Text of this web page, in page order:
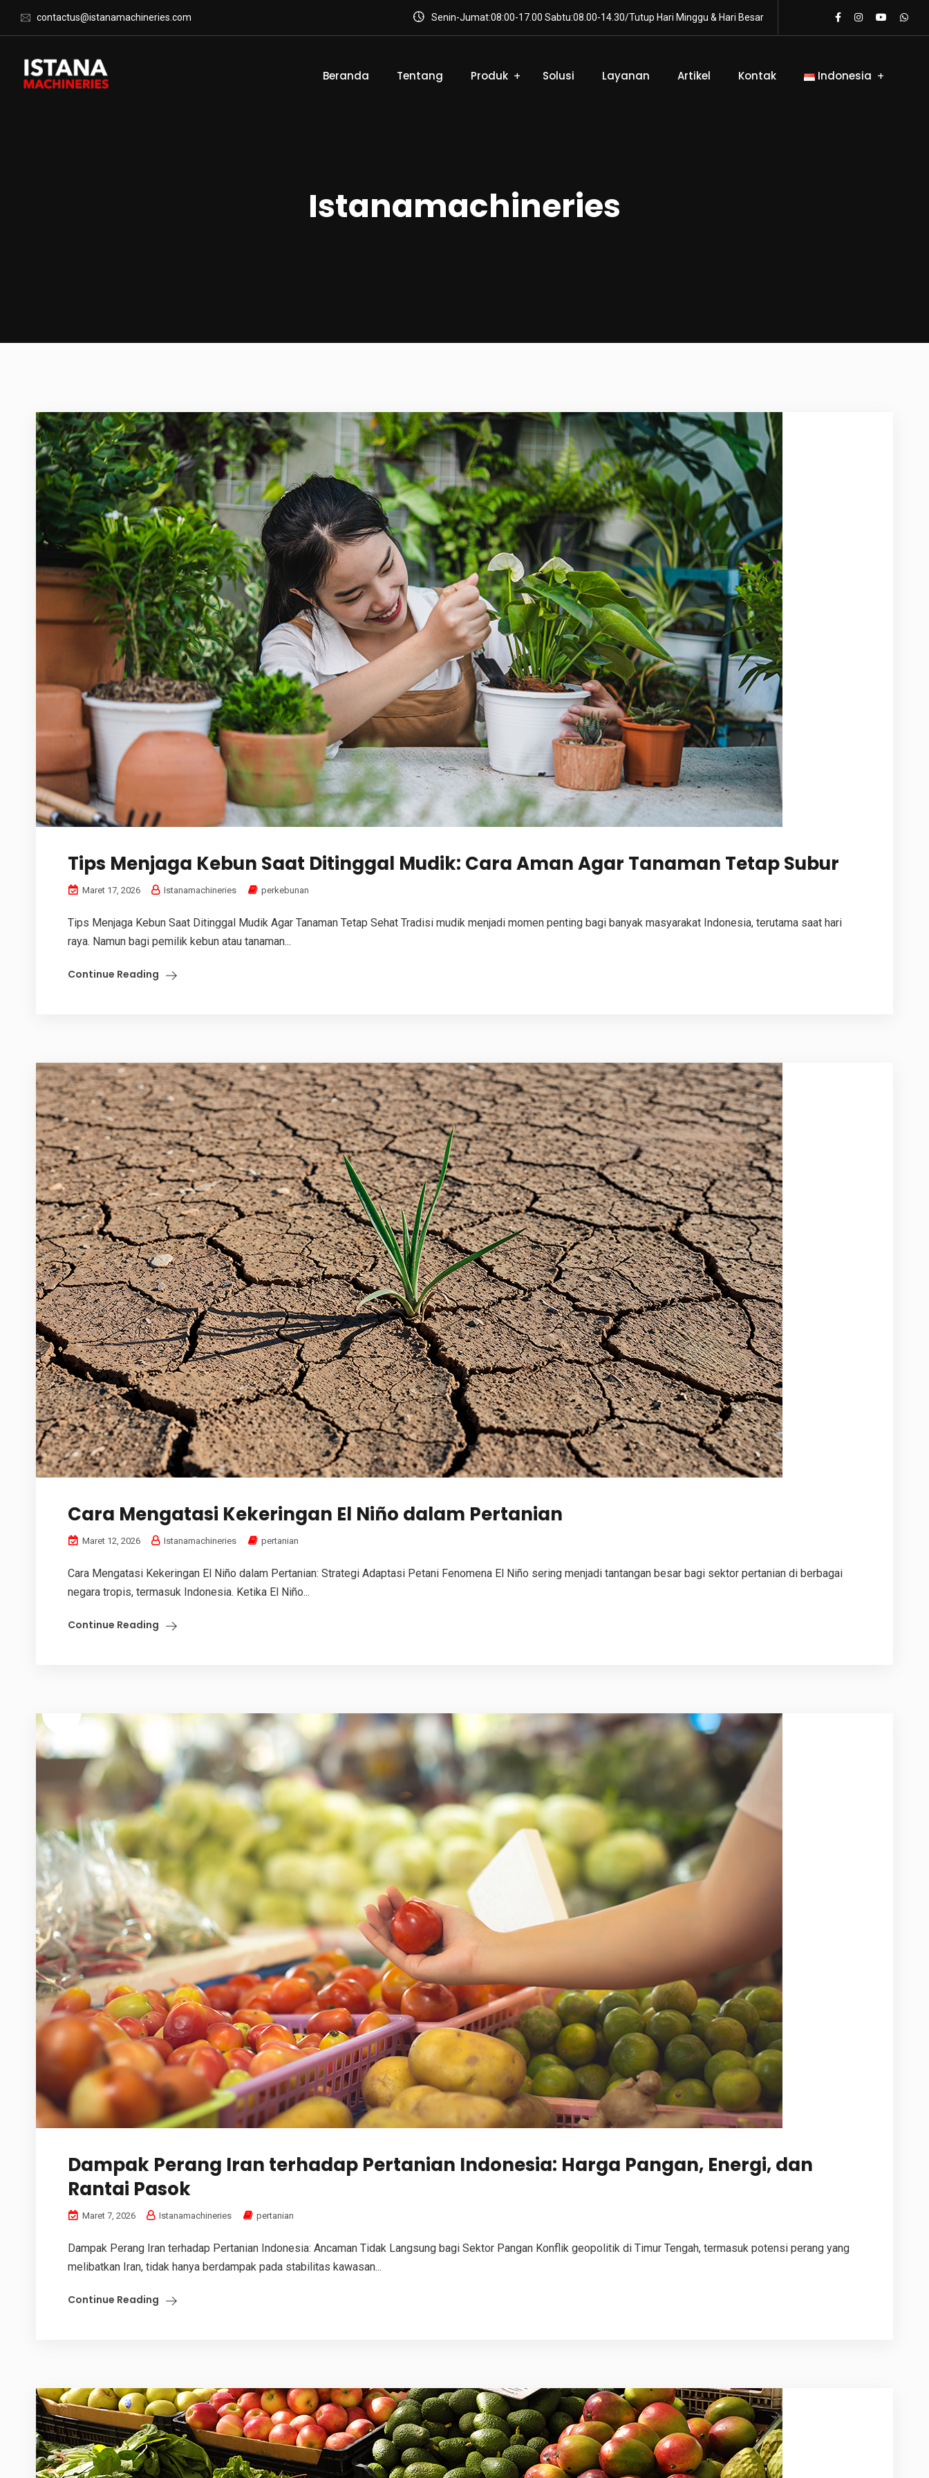
contactus@istanamachineries.com Senin-Jumat:08:00-17.00 Sabtu:08.00-14.30/Tutup Hari Minggu & Hari Besar
Beranda Tentang Produk Solusi Layanan Artikel Kontak Indonesia
Istanamachineries
Tips Menjaga Kebun Saat Ditinggal Mudik: Cara Aman Agar Tanaman Tetap Subur
Maret 17, 2026 Istanamachineries perkebunan
Tips Menjaga Kebun Saat Ditinggal Mudik Agar Tanaman Tetap Sehat Tradisi mudik menjadi momen penting bagi banyak masyarakat Indonesia, terutama saat hari
raya. Namun bagi pemilik kebun atau tanaman...
Continue Reading
Cara Mengatasi Kekeringan El Niño dalam Pertanian
Maret 12, 2026 Istanamachineries pertanian
Cara Mengatasi Kekeringan El Niño dalam Pertanian: Strategi Adaptasi Petani Fenomena El Niño sering menjadi tantangan besar bagi sektor pertanian di berbagai
negara tropis, termasuk Indonesia. Ketika El Niño...
Continue Reading
Dampak Perang Iran terhadap Pertanian Indonesia: Harga Pangan, Energi, dan
Rantai Pasok
Maret 7, 2026 Istanamachineries pertanian
Dampak Perang Iran terhadap Pertanian Indonesia: Ancaman Tidak Langsung bagi Sektor Pangan Konflik geopolitik di Timur Tengah, termasuk potensi perang yang
melibatkan Iran, tidak hanya berdampak pada stabilitas kawasan...
Continue Reading